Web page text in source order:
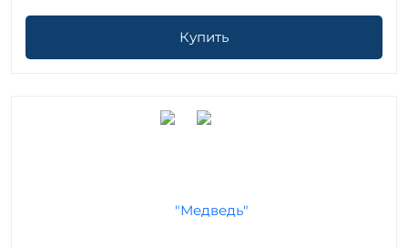
Купить